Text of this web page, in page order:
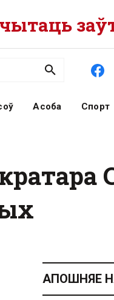
Асоба Спорт
АПОШНЯЕ